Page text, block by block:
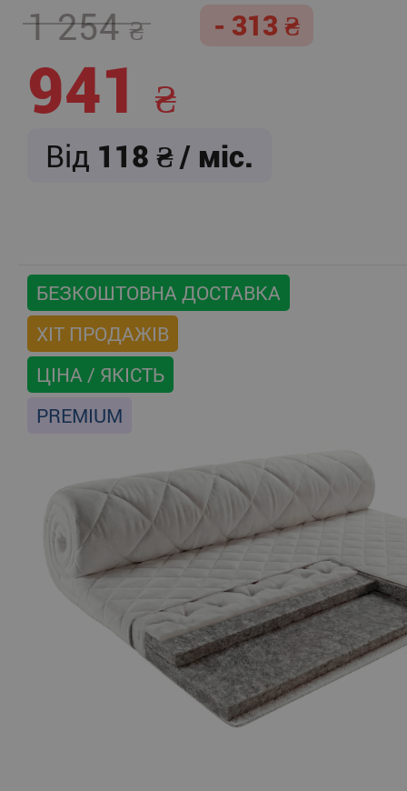
1 254 - 313
941
Від 118 / міс.
БЕЗКОШТОВНА ДОСТАВКА
ХІТ ПРОДАЖІВ
ЦІНА / ЯКІСТЬ
PREMIUM